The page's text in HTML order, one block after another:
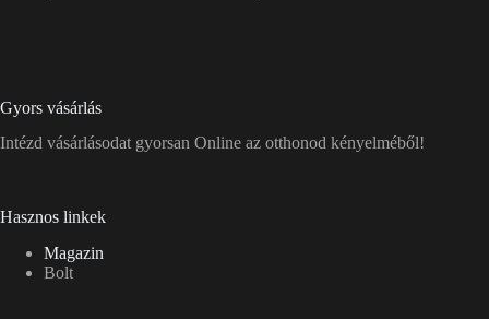
Gyors vásárlás
Intézd vásárlásodat gyorsan Online az otthonod kényelméből!
Hasznos linkek
Magazin
Bolt